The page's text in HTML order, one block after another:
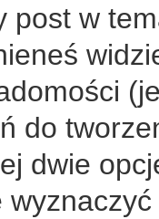
post w
do
dwie